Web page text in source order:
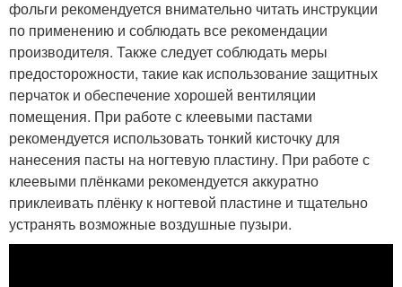
фольги рекомендуется внимательно читать инструкции
по применению и соблюдать все рекомендации
производителя. Также следует соблюдать меры
предосторожности, такие как использование защитных
перчаток и обеспечение хорошей вентиляции
помещения. При работе с клеевыми пастами
рекомендуется использовать тонкий кисточку для
нанесения пасты на ногтевую пластину. При работе с
клеевыми плёнками рекомендуется аккуратно
приклеивать плёнку к ногтевой пластине и тщательно
устранять возможные воздушные пузыри.